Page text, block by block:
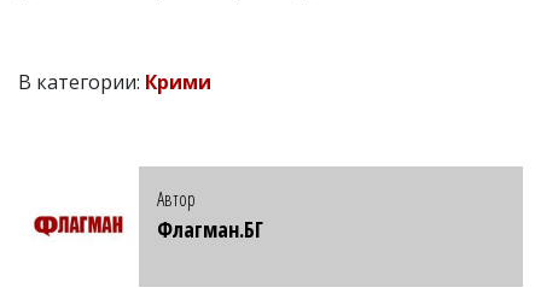
В категории: Крими
Автор
Флагман.БГ